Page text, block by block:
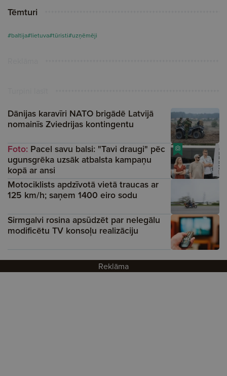
Tēmturi
#baltija#lietuva#tūristi#uzņēmēji
Dānijas karavīri NATO brigādē Latvijā
nomainīs Zviedrijas kontingentu
Foto: Pacel savu balsi: "Tavi draugi" pēc
ugunsgrēka uzsāk atbalsta kampaņu
kopā ar ansi
Motociklists apdzīvotā vietā traucas ar
125 km/h; saņem 1400 eiro sodu
Sirmgalvi rosina apsūdzēt par nelegālu
modificētu TV konsoļu realizāciju
Reklāma